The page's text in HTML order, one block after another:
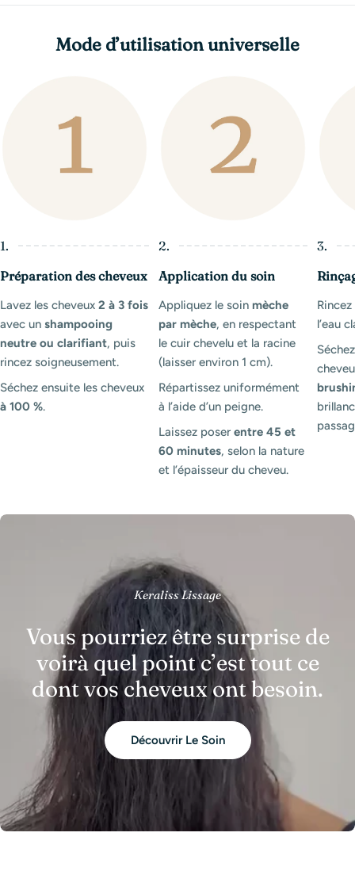
Mode d’utilisation universelle
1.
Préparation des cheveux
Lavez les cheveux 2 à 3 fois
avec un shampooing
neutre ou clarifiant, puis
rincez soigneusement.
Séchez ensuite les cheveux
à 100 %.
2.
Application du soin
Appliquez le soinmèche
par mèche, en respectant
le cuir chevelu et la racine
(laisser environ 1 cm).
Répartissez uniformément
à l’aide d’un peigne.
Laissez poserentre 45 et
60 minutes, selon la nature
et l’épaisseur du cheveu.
3.
l’eau
Keraliss Lissage
Vous pourriez être surprise de
voirà quel point c’est tout ce
dont vos cheveux ont besoin.
Découvrir Le Soin